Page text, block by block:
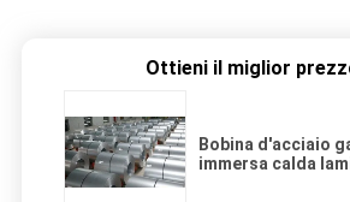
Ottieni il miglior
Bobina d'acciaio
immersa calda